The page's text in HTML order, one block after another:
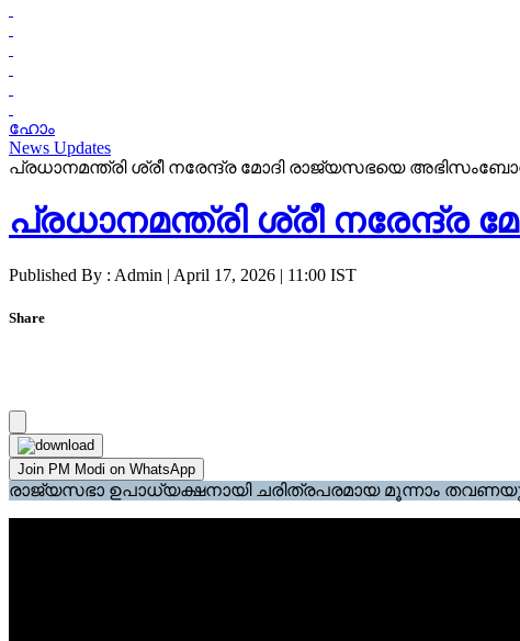
ഹോം
News Updates
പ്രധാനമന്ത്രി ശ്രീ നരേന്ദ്ര മോദി രാജ്യസഭയെ
പ്രധാനമന്ത്രി ശ്രീ
Published By : Admin | April 17, 2026 | 11:00 IST
Share
Join PM Modi on WhatsApp
രാജ്യസഭാ ഉപാധ്യക്ഷനായി ചരിത്രപരമായ മൂന്നാം തവണയും